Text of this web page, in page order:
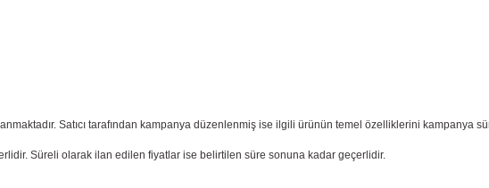
Satıcı tarafından kampanya düzenlenmiş ise ilgili ürünün temel özelliklerini kampanya
Süreli olarak ilan edilen fiyatlar ise belirtilen süre sonuna kadar geçerlidir.